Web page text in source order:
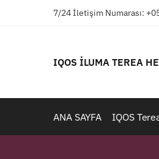
7/24 İletişim Numarası:
IQOS İLUMA TEREA
ANA SAYFA IQOS